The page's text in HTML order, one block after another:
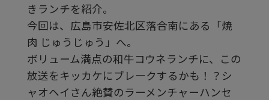
を
再
きランチを紹介。
今回は、広島市安佐北区落合南にある「焼
肉 じゅうじゅう」へ。
ボリューム満点の和牛コウネランチに、この
放送をキッカケにブレークするかも！？シ
ャオヘイさん絶賛のラーメンチャーハンセ